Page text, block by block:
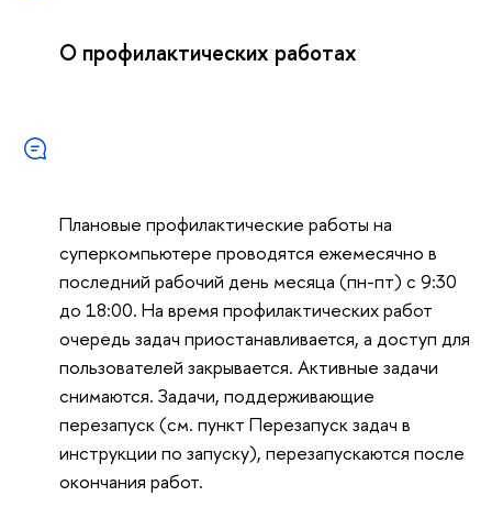
О профилактических работах
Плановые профилактические работы на
суперкомпьютере проводятся ежемесячно в
последний рабочий день месяца (пн-пт) с 9:30
до 18:00. На время профилактических работ
очередь задач приостанавливается, a доступ для
пользователей закрывается. Активные задачи
снимаются. Задачи, поддерживающие
перезапуск (см. пункт Перезапуск задач в
инструкции по запуску), перезапускаются после
окончания работ.